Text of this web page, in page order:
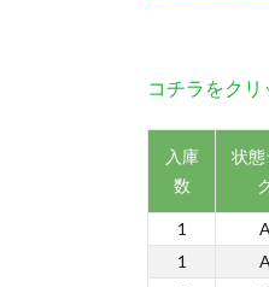
コチラをク
入庫
数
状態
1 A
1
A